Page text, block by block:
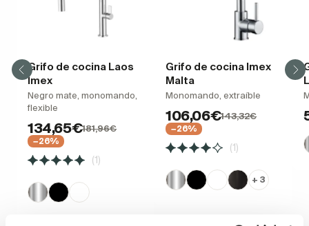
Grifo de cocina Laos
Imex
Negro mate, monomando,
flexible
134,65€181,96€
−26%
(1)
Grifo de cocina Imex
Malta
Monomando, extraíble
106,06€143,32€
−26%
(1)
+ 3